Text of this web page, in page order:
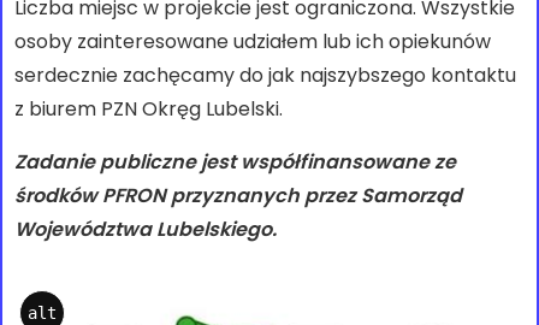
Liczba miejsc w projekcie jest ograniczona. Wszystkie
osoby zainteresowane udziałem lub ich opiekunów
serdecznie zachęcamy do jak najszybszego kontaktu
z biurem PZN Okręg Lubelski.
Zadanie publiczne jest współfinansowane ze
środków PFRON przyznanych przez Samorząd
Województwa Lubelskiego.
alt